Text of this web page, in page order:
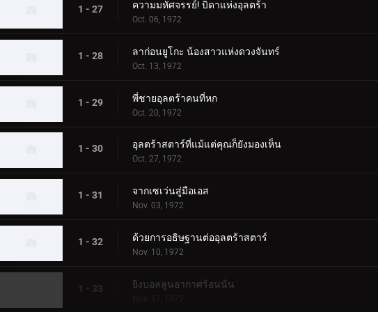
1 - 27 ความมหัศจรรย์! บิดาแห่งอุลตร้า
Oct. 06, 1972
1 - 28 ลาก่อนยูโกะ น้องสาวแห่งดวงจันทร์
Oct. 13, 1972
1 - 29 พี่ชายอุลตร้าคนที่หก
Oct. 20, 1972
1 - 30 อุลตร้าสตาร์ที่แม้แต่คุณก็ยังมองเห็น
Oct. 27, 1972
1 - 31 จากเซเว่นสู่มือเอส
Nov. 03, 1972
1 - 32 ด้วยการอธิษฐานต่ออุลตร้าสตาร์
Nov. 10, 1972
1 - 33 ยิงบอลลูนอากาศร้อนนั่น
Nov. 17, 1972